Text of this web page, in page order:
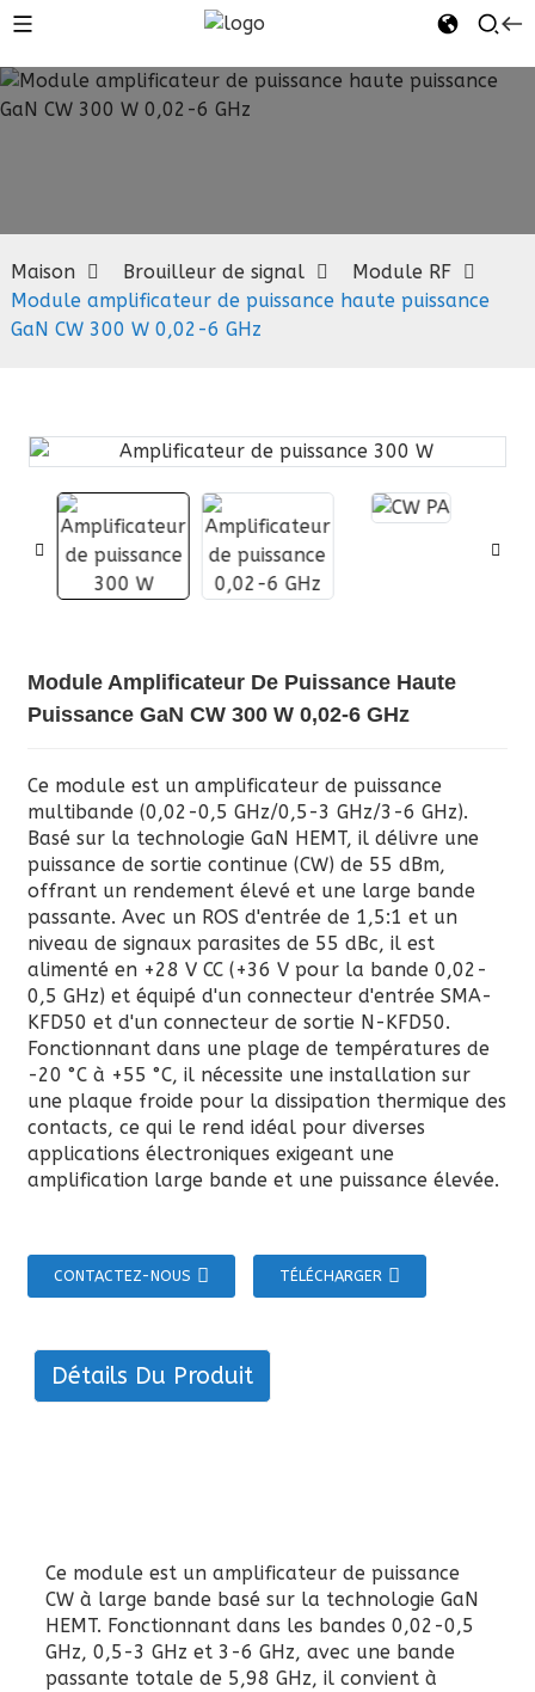
Maison Brouilleur de signal
Module RF
Module amplificateur de puissance haute puissance
GaN CW 300 W 0,02-6 GHz
Module Amplificateur De Puissance Haute
Puissance GaN CW 300 W 0,02-6 GHz
Ce module est un amplificateur de puissance
multibande (0,02-0,5 GHz/0,5-3 GHz/3-6 GHz).
Basé sur la technologie GaN HEMT, il délivre une
puissance de sortie continue (CW) de 55 dBm,
offrant un rendement élevé et une large bande
passante. Avec un ROS d'entrée de 1,5:1 et un
niveau de signaux parasites de 55 dBc, il est
alimenté en +28 V CC (+36 V pour la bande 0,02-
0,5 GHz) et équipé d'un connecteur d'entrée SMA-
KFD50 et d'un connecteur de sortie N-KFD50.
Fonctionnant dans une plage de températures de
-20 °C à +55 °C, il nécessite une installation sur
une plaque froide pour la dissipation thermique des
contacts, ce qui le rend idéal pour diverses
applications électroniques exigeant une
amplification large bande et une puissance élevée.
CONTACTEZ-NOUS TÉLÉCHARGER
Détails Du Produit
Ce module est un amplificateur de puissance
CW à large bande basé sur la technologie GaN
HEMT. Fonctionnant dans les bandes 0,02-0,5
GHz, 0,5-3 GHz et 3-6 GHz, avec une bande
passante totale de 5,98 GHz, il convient à